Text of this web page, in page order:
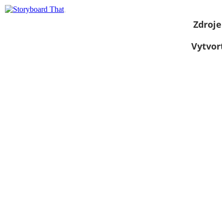
Zdroje